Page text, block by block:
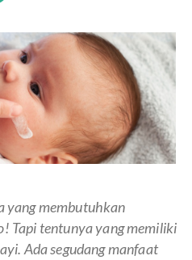
yang membutuhkan
Tapi tentunya yang memiliki
Ada segudang manfaat